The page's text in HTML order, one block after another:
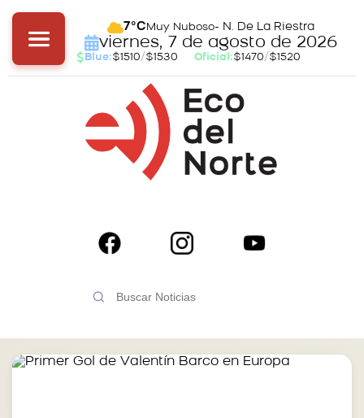
7°C Muy Nuboso- N. De La Riestra
viernes, 7 de agosto de 2026
Blue:$1510/$1530 Oficial:$1470/$1520